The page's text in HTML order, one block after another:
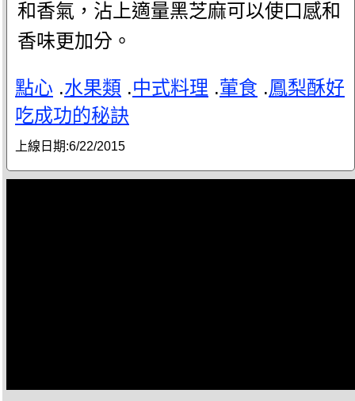
和香氣，沾上適量黑芝麻可以使口感和
香味更加分。
點心 .水果類 .中式料理 .葷食 .鳳梨酥好
吃成功的秘訣
上線日期:6/22/2015